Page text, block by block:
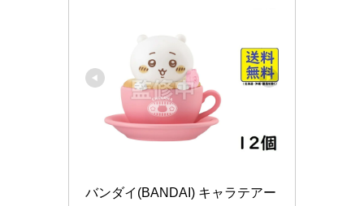
バンダイ(BANDAI) キャラテアー